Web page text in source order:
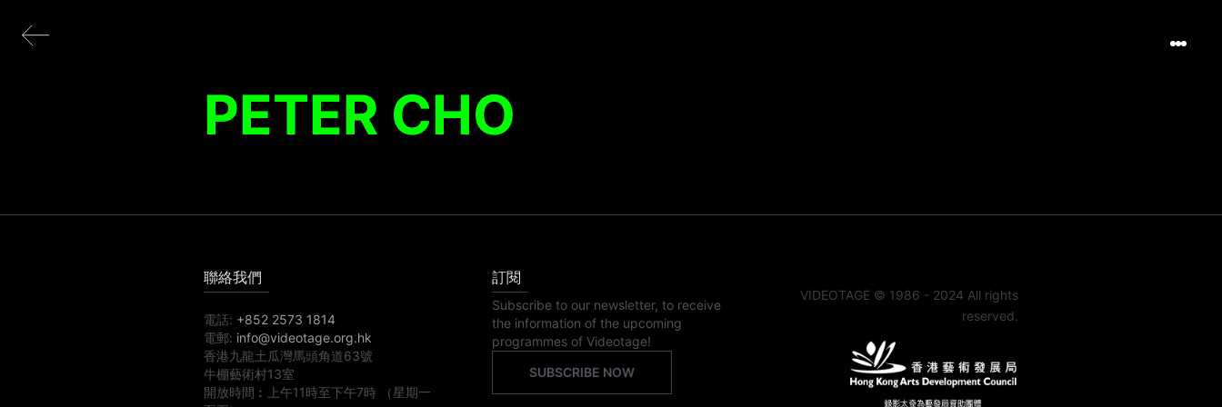
PETER CHO
聯絡我們
電話: +852 2573 1814
電郵: info@videotage.org.hk
香港九龍土瓜灣馬頭角道63號
牛棚藝術村13室
開放時間︰
上午11時至下午7時
（星期一
訂閱
Subscribe to our newsletter, to receive
the information of the upcoming
programmes of Videotage!
SUBSCRIBE NOW
VIDEOTAGE © 1986 - 2024 All rights
reserved.